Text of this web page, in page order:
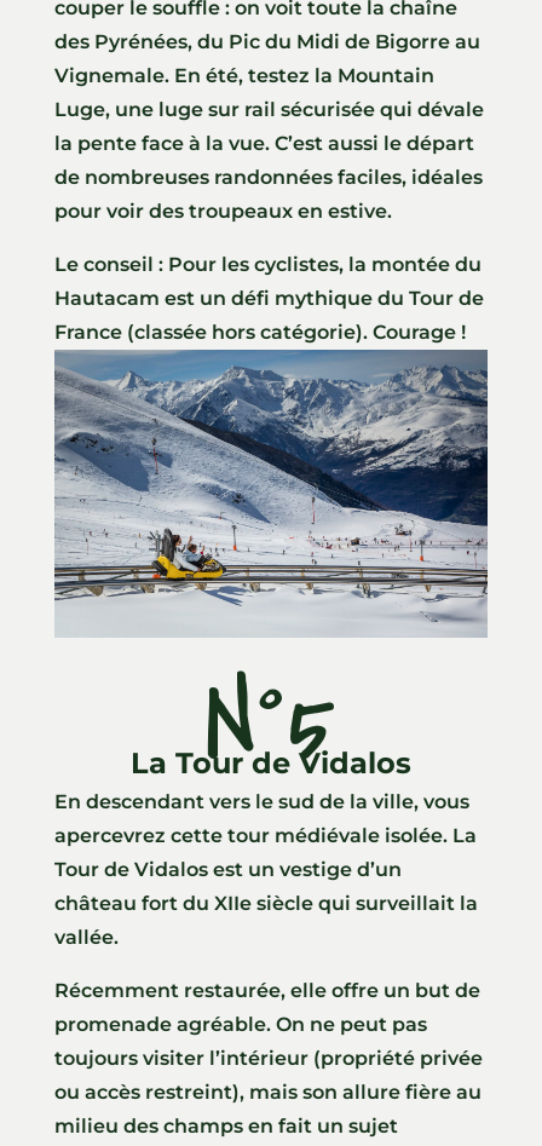
couper le souffle : on voit toute la chaîne
des Pyrénées, du Pic du Midi de Bigorre au
Vignemale. En été, testez la Mountain
Luge, une luge sur rail sécurisée qui dévale
la pente face à la vue. C’est aussi le départ
de nombreuses randonnées faciles, idéales
pour voir des troupeaux en estive.
Le conseil : Pour les cyclistes, la montée du
Hautacam est un défi mythique du Tour de
France (classée hors catégorie). Courage !
N°5
La Tour de Vidalos
En descendant vers le sud de la ville, vous
apercevrez cette tour médiévale isolée. La
Tour de Vidalos est un vestige d’un
château fort du XIIe siècle qui surveillait la
vallée.
Récemment restaurée, elle offre un but de
promenade agréable. On ne peut pas
toujours visiter l’intérieur (propriété privée
ou accès restreint), mais son allure fière au
milieu des champs en fait un sujet